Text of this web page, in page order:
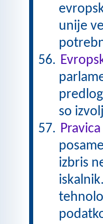
unije
so
izbris